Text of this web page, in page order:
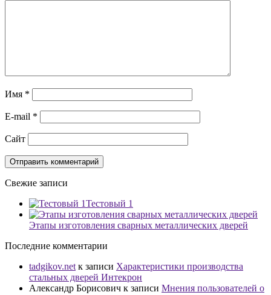
Имя *
E-mail *
Сайт
Свежие записи
Тестовый 1
Этапы изготовления сварных металлических дверей
Последние комментарии
tadgikov.net к записи Характеристики производства
стальных дверей Интекрон
Александр Борисович к записи Мнения пользователей о